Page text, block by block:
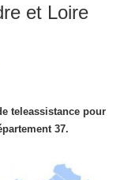
et Loire
teleassistance pour
37.